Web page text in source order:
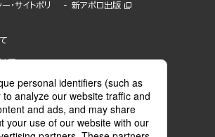
・サイトポリ
て
新アポロ出版